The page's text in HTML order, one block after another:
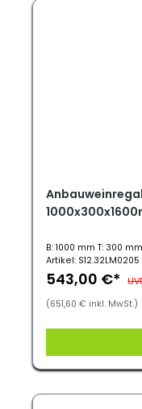
B: 1000 mm T: 300
Artikel: S12.32LM0205
543,00 €*
(651,60 € inkl. MwSt.)